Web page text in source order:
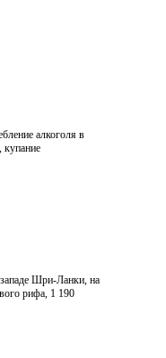
алкоголя в
купание
Шри-Ланки, на
рифа, 1 190